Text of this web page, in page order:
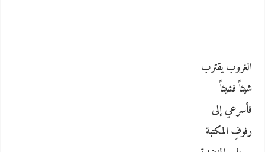
الغروب يقترب
شيئاً فشيئاً
فأسرعي إلى
رفوفِ المكتبة